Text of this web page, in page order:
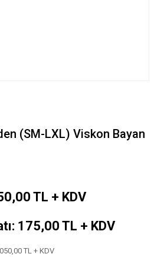
(SM-LXL) Viskon Bayan
TL + KDV
175,00 TL + KDV
TL + KDV